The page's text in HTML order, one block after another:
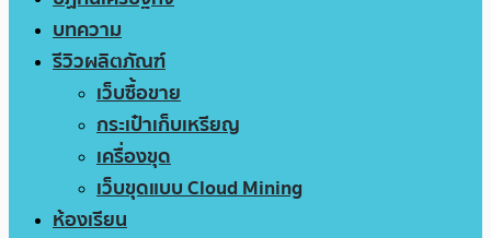
บทความ
รีวิวผลิตภัณฑ์
เว็บซื้อขาย
กระเป๋าเก็บเหรียญ
เครื่องขุด
เว็บขุดแบบ Cloud Mining
ห้องเรียน